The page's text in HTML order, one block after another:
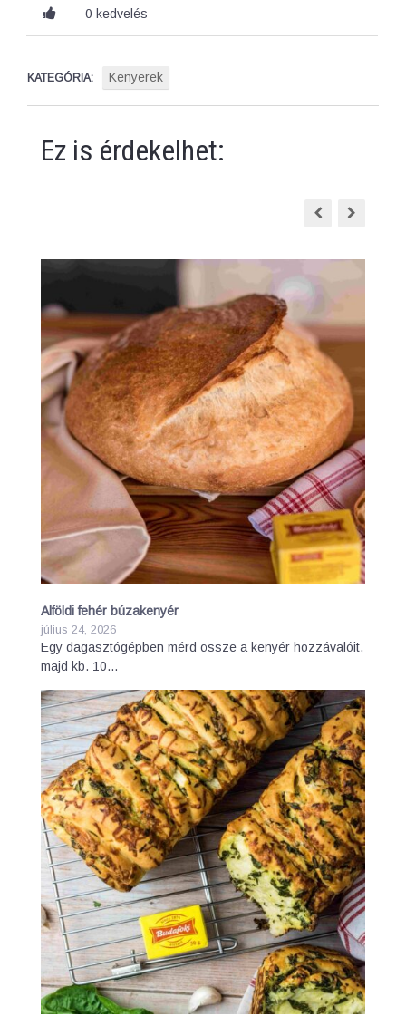
0 kedvelés
KATEGÓRIA: Kenyerek
Ez is érdekelhet:
Alföldi fehér búzakenyér
július 24, 2026
Egy dagasztógépben mérd össze a kenyér hozzávalóit,
majd kb. 10…